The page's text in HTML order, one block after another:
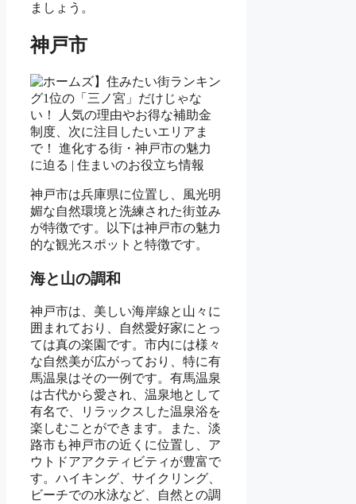
ましょう。
神戸市
神戸市は兵庫県に位置し、風光明
媚な自然環境と洗練された街並み
が特徴です。以下は神戸市の魅力
的な観光スポットと特徴です。
海と山の調和
神戸市は、美しい海岸線と山々に
囲まれており、自然愛好家にとっ
ては真の楽園です。市内には様々
な自然美が広がっており、特に有
馬温泉はその一例です。有馬温泉
は古代から愛され、温泉地として
有名で、リラックスした温泉浴を
楽しむことができます。また、淡
路市も神戸市の近くに位置し、ア
ウトドアアクティビティが豊富で
す。ハイキング、サイクリング、
ビーチでの水泳など、自然との調